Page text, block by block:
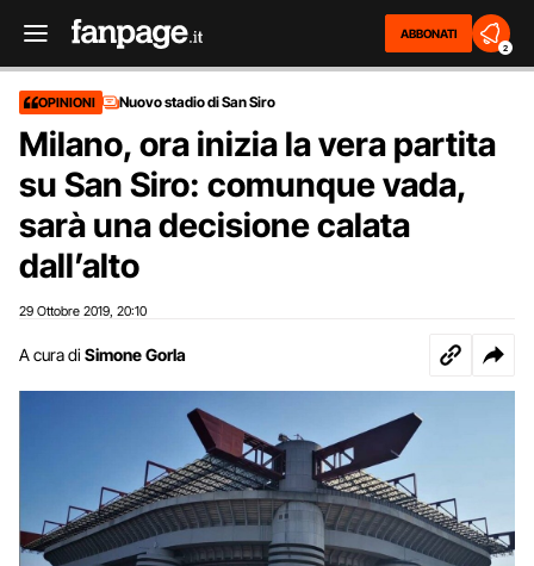
ABBONATI
2
OPINIONI Nuovo stadio di San Siro
Milano, ora inizia la vera partita
su San Siro: comunque vada,
sarà una decisione calata
dall’alto
29 Ottobre 2019 20:10
A cura di Simone Gorla